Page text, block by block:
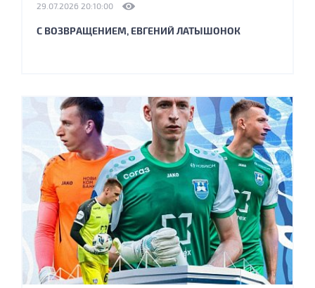
29.07.2026 20:10:00
С ВОЗВРАЩЕНИЕМ, ЕВГЕНИЙ ЛАТЫШОНОК